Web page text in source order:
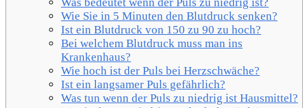
Wie Sie in 5 Minuten den Blutdruck senken?
Ist ein Blutdruck von 150 zu 90 zu hoch?
Bei welchem Blutdruck muss man ins
Krankenhaus?
Wie hoch ist der Puls bei Herzschwäche?
Ist ein langsamer Puls gefährlich?
Was tun wenn der Puls zu niedrig ist Hausmittel?